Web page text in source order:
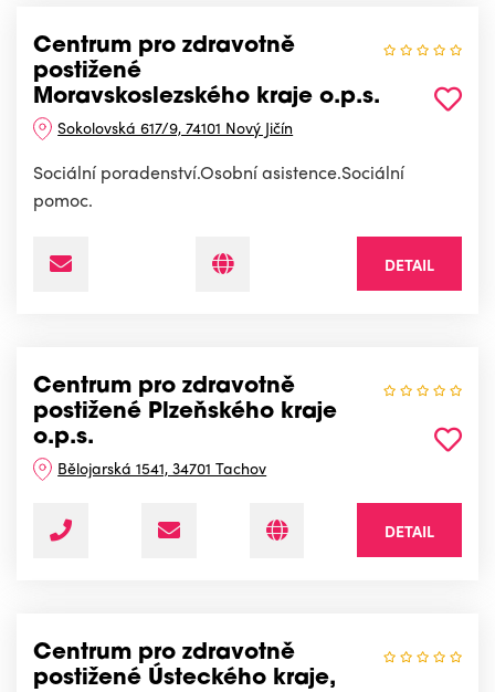
Centrum pro zdravotně
postižené
Moravskoslezského kraje o.p.s.
Sokolovská 617/9, 74101 Nový Jičín
Sociální poradenství.Osobní asistence.Sociální
pomoc.
DETAIL
Centrum pro zdravotně
postižené Plzeňského kraje
o.p.s.
Bělojarská 1541, 34701 Tachov
DETAIL
Centrum pro zdravotně
postižené Ústeckého kraje,